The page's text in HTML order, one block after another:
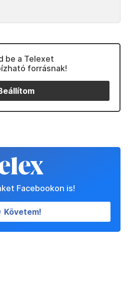
be a Telexet
forrásnak!
Facebookon is!
Követem!